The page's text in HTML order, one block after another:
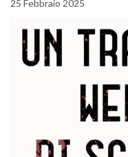
25 Febbraio 2025